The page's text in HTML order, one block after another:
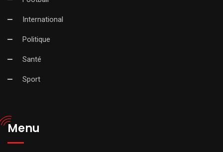
International
Politique
Santé
Sport
Menu